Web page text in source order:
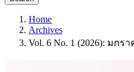
Home
Archives
Vol. 6 No. 1 (2026): มกร